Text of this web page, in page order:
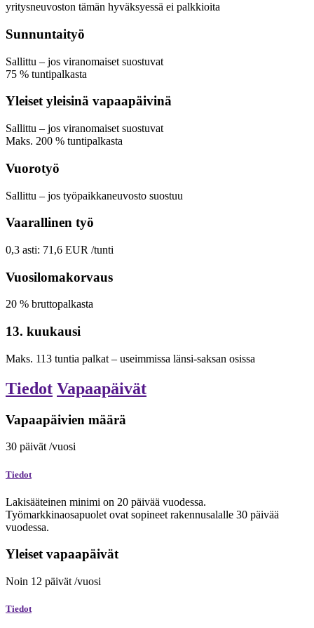
yritysneuvoston tämän hyväksyessä ei palkkioita
Sunnuntaityö
Sallittu – jos viranomaiset suostuvat
75 % tuntipalkasta
Yleiset yleisinä vapaapäivinä
Sallittu – jos viranomaiset suostuvat
Maks. 200 % tuntipalkasta
Vuorotyö
Sallittu – jos työpaikkaneuvosto suostuu
Vaarallinen työ
0,3 asti: 71,6 EUR /tunti
Vuosilomakorvaus
20 % bruttopalkasta
13. kuukausi
Maks. 113 tuntia palkat – useimmissa länsi-saksan osissa
Tiedot Vapaapäivät
Vapaapäivien määrä
30 päivät/vuosi
Tiedot
Lakisääteinen minimi on 20 päivää vuodessa.
Työmarkkinaosapuolet ovat sopineet rakennusalalle 30 päivää
vuodessa.
Yleiset vapaapäivät
Noin 12 päivät /vuosi
Tiedot